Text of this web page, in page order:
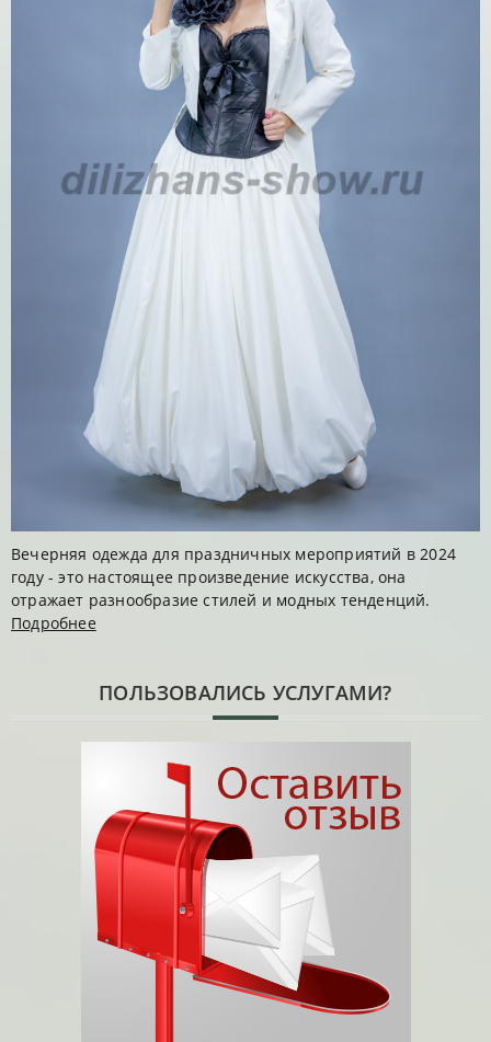
Вечерняя одежда для праздничных мероприятий в 2024
году - это настоящее произведение искусства, она
отражает разнообразие стилей и модных тенденций.
Подробнее
ПОЛЬЗОВАЛИСЬ УСЛУГАМИ?